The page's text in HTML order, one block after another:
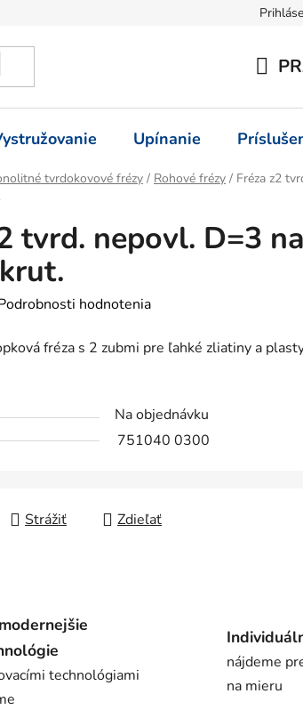
Upínanie
tvrdokovové frézy / Rohové frézy / Fréza z2
tvrd. nepovl. D=3
hodnotenia
fréza s 2 zubmi pre ľahké zliatiny a
Na objednávku
751040 0300
Strážiť Zdieľať
technológiami
nájdeme
na mieru